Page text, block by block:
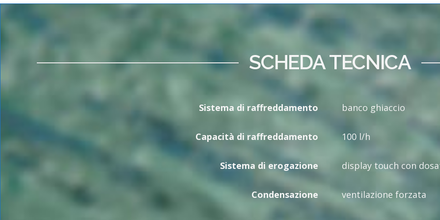
SCHEDA TECNICA
Sistema di raffreddamento banco ghiaccio
Capacità di raffreddamento 100 l/h
Sistema di erogazione display touch con
Condensazione ventilazione forzata